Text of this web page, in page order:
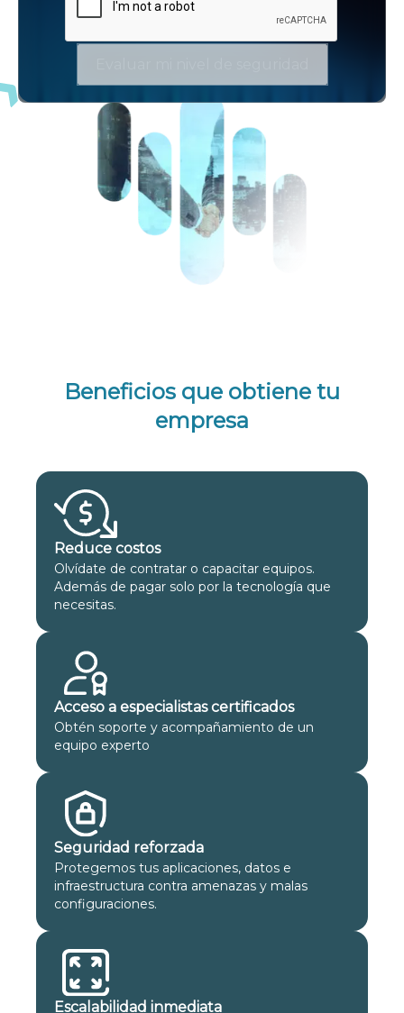
para operar, optimizar y gestionar tus recursos
Beneficios que obtiene tu
empresa
Reduce costos
Olvídate de contratar o capacitar equipos.
Además de pagar solo por la tecnología que
necesitas.
Acceso a especialistas certificados
Obtén soporte y acompañamiento de un
equipo experto
Seguridad reforzada
Protegemos tus aplicaciones, datos e
infraestructura contra amenazas y malas
configuraciones.
Escalabilidad inmediata